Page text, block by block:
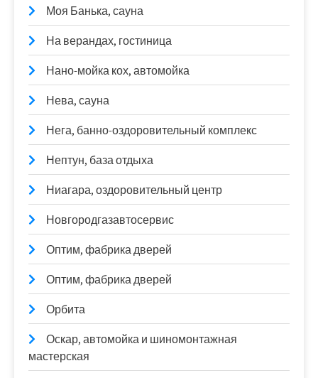
Моя Банька, сауна
На верандах, гостиница
Нано-мойка кох, автомойка
Нева, сауна
Нега, банно-оздоровительный комплекс
Нептун, база отдыха
Ниагара, оздоровительный центр
Новгородгазавтосервис
Оптим, фабрика дверей
Оптим, фабрика дверей
Орбита
Оскар, автомойка и шиномонтажная
мастерская